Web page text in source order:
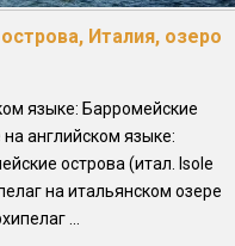
Италия, озеро
языке: Барромейские
английском языке:
острова (итал. Isole
на итальянском озере
...